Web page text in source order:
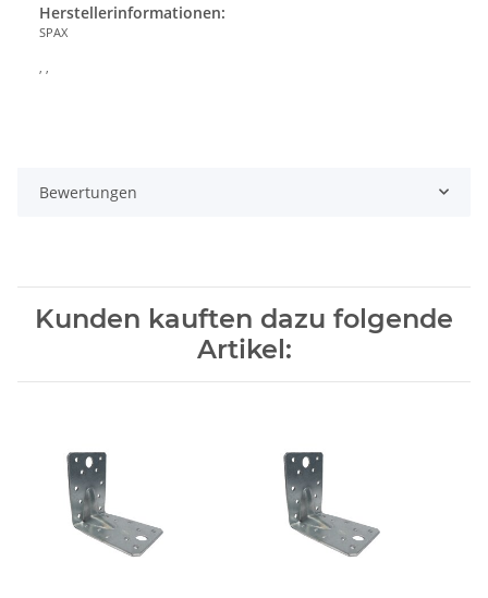
Herstellerinformationen:
SPAX
Bewertungen
Kunden kauften dazu folgende
Artikel: